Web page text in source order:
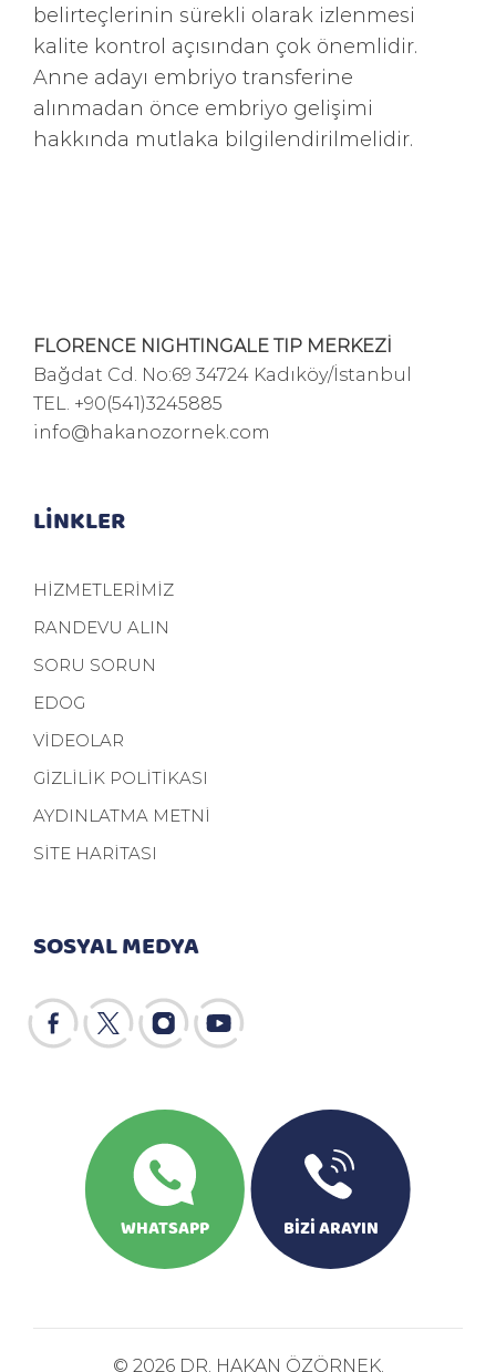
belirteçlerinin sürekli olarak izlenmesi
kalite kontrol açısından çok önemlidir.
Anne adayı embriyo transferine
alınmadan önce embriyo gelişimi
hakkında mutlaka bilgilendirilmelidir.
FLORENCE NIGHTINGALE TIP MERKEZİ
Bağdat Cd. No:69 34724 Kadıköy/İstanbul
TEL. +90(541)3245885
info@hakanozornek.com
SOSYAL MEDYA
LİNKLER
HİZMETLERİMİZ
RANDEVU ALIN
SORU SORUN
EDOG
VİDEOLAR
GİZLİLİK POLİTİKASI
AYDINLATMA METNİ
SİTE HARİTASI
WHATSAPP BİZİ ARAYIN
© 2026 DR. HAKAN ÖZÖRNEK.